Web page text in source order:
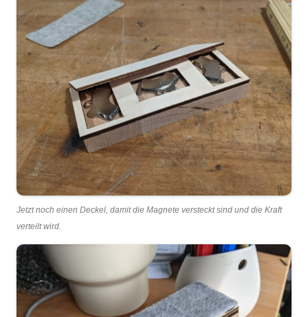
Jetzt noch einen Deckel, damit die Magnete versteckt sind und die Kraft
verteilt wird.